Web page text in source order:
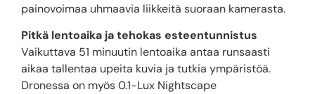
painovoimaa uhmaavia liikkeitä suoraan kamerasta.
Pitkä lentoaika ja tehokas esteentunnistus
Vaikuttava 51 minuutin lentoaika antaa runsaasti
aikaa tallentaa upeita kuvia ja tutkia ympäristöä.
Dronessa on myös 0.1-Lux Nightscape